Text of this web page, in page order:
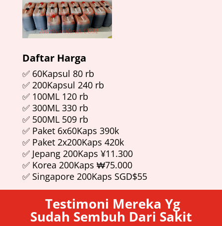
Daftar Harga
✅ 60Kapsul 80 rb
✅ 200Kapsul 240 rb
✅ 100ML 120 rb
✅ 300ML 330 rb
✅ 500ML 509 rb
✅ Paket 6x60Kaps 390k
✅ Paket 2x200Kaps 420k
✅ Jepang 200Kaps ¥11.300
✅ Korea 200Kaps ₩75.000
✅ Singapore 200Kaps SGD$55
Testimoni Mereka Yg
Sudah Sembuh Dari Sakit